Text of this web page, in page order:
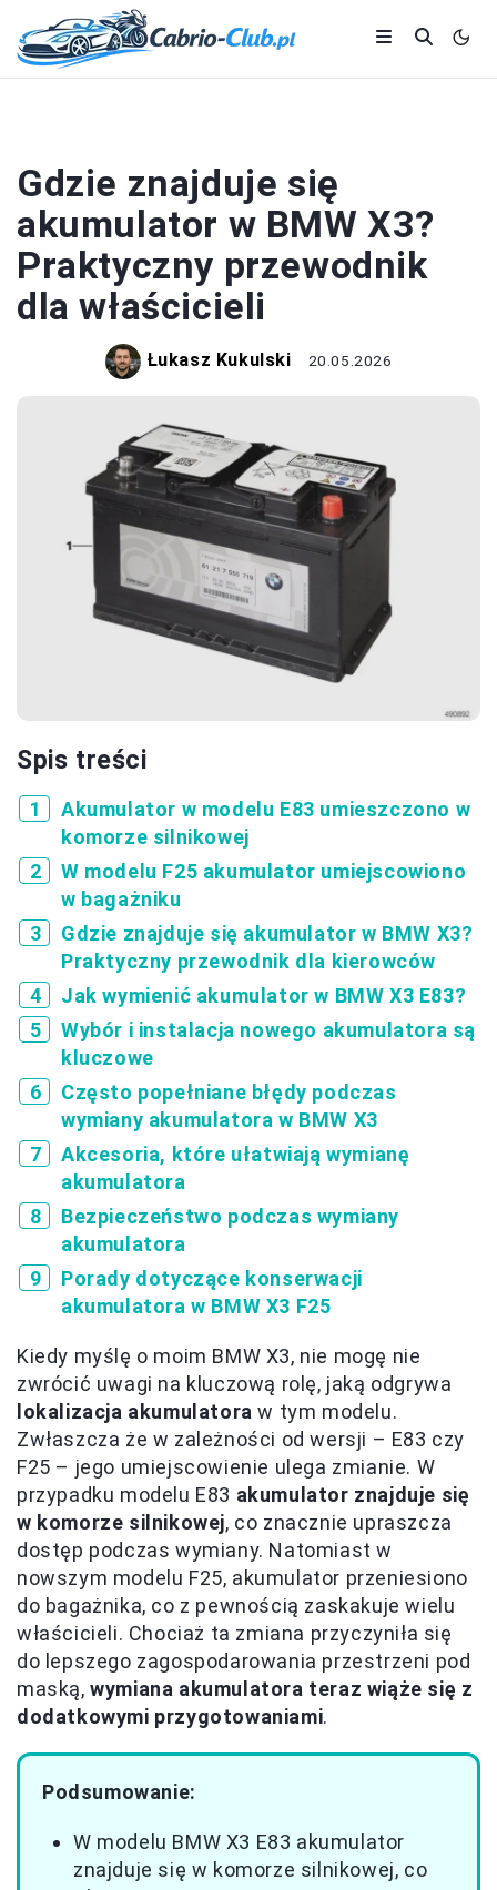
Gdzie znajduje się
akumulator w BMW X3?
Praktyczny przewodnik
dla właścicieli
Łukasz Kukulski 20.05.2026
Spis treści
Akumulator w modelu E83 umieszczono w
komorze silnikowej
W modelu F25 akumulator umiejscowiono
w bagażniku
Gdzie znajduje się akumulator w BMW X3?
Praktyczny przewodnik dla kierowców
Jak wymienić akumulator w BMW X3 E83?
Wybór i instalacja nowego akumulatora są
kluczowe
Często popełniane błędy podczas
wymiany akumulatora w BMW X3
Akcesoria, które ułatwiają wymianę
akumulatora
Bezpieczeństwo podczas wymiany
akumulatora
Porady dotyczące konserwacji
akumulatora w BMW X3 F25
Kiedy myślę o moim BMW X3, nie mogę nie
zwrócić uwagi na kluczową rolę, jaką odgrywa
lokalizacja akumulatora w tym modelu.
Zwłaszcza że w zależności od wersji – E83 czy
F25 – jego umiejscowienie ulega zmianie. W
przypadku modelu E83 akumulator znajduje się
w komorze silnikowej, co znacznie upraszcza
dostęp podczas wymiany. Natomiast w
nowszym modelu F25, akumulator przeniesiono
do bagażnika, co z pewnością zaskakuje wielu
właścicieli. Chociaż ta zmiana przyczyniła się
do lepszego zagospodarowania przestrzeni pod
maską,wymiana akumulatora teraz wiąże się z
dodatkowymi przygotowaniami.
Podsumowanie:
W modelu BMW X3 E83 akumulator
znajduje się w komorze silnikowej, co